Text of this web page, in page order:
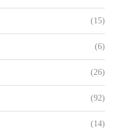
(15)
(6)
(26)
(92)
(14)